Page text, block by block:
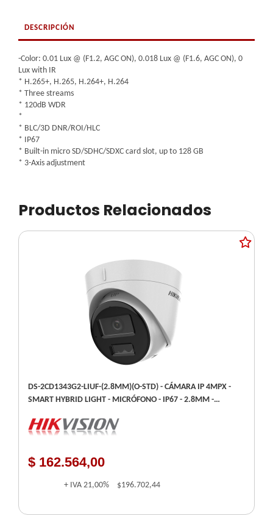
DESCRIPCIÓN
-Color: 0.01 Lux @ (F1.2, AGC ON), 0.018 Lux @ (F1.6, AGC ON), 0
Lux with IR
* H.265+, H.265, H.264+, H.264
* Three streams
* 120dB WDR
*
* BLC/3D DNR/ROI/HLC
* IP67
* Built-in micro SD/SDHC/SDXC card slot, up to 128 GB
* 3-Axis adjustment
Productos Relacionados
DS-2CD1343G2-LIUF-(2.8MM)(O-STD) - CÁMARA IP 4MPX -
SMART HYBRID LIGHT - MICRÓFONO - IP67 - 2.8MM -
$ 162.564,00
+ IVA 21,00% $196.702,44